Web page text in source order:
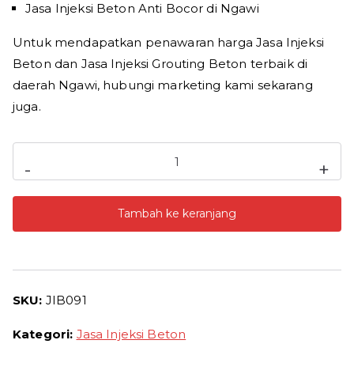
Jasa Injeksi Beton Anti Bocor di Ngawi
Untuk mendapatkan penawaran harga Jasa Injeksi
Beton dan Jasa Injeksi Grouting Beton terbaik di
daerah Ngawi, hubungi marketing kami sekarang
juga.
-
Jasa
Injeksi
Grouting
Termurah
+
Tambah ke keranjang
SKU: JIB091
Kategori: Jasa Injeksi Beton